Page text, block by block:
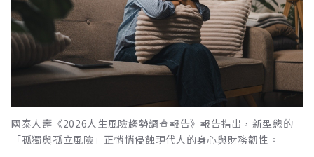
國泰人壽《2026人生風險趨勢調查報告》報告指出，新型態的
「孤獨與孤立風險」正悄悄侵蝕現代人的身心與財務韌性。